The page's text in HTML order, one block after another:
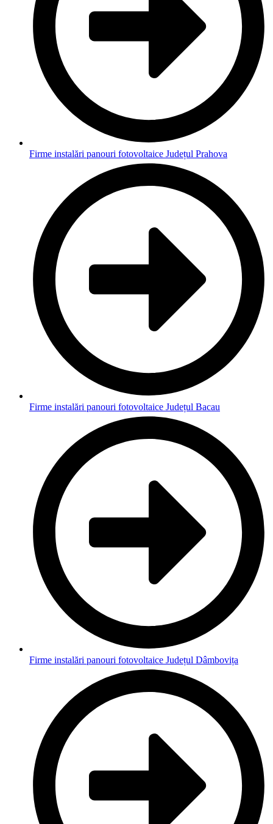
Firme instalări panouri fotovoltaice Județul Prahova
Firme instalări panouri fotovoltaice Județul Bacau
Firme instalări panouri fotovoltaice Județul Dâmbovița